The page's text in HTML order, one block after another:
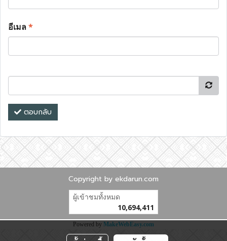
อีเมล*
ตอบกลับ
Copyright by ekdarun.com
ผู้เข้าชมทั้งหมด
10,694,411
Powered by MakeWebEasy.com